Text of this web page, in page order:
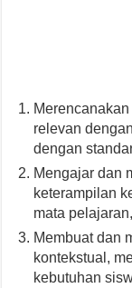
relevan
dengan
Mengajar dan
keterampilan
mata
Membuat dan
kontekstual,
kebutuhan